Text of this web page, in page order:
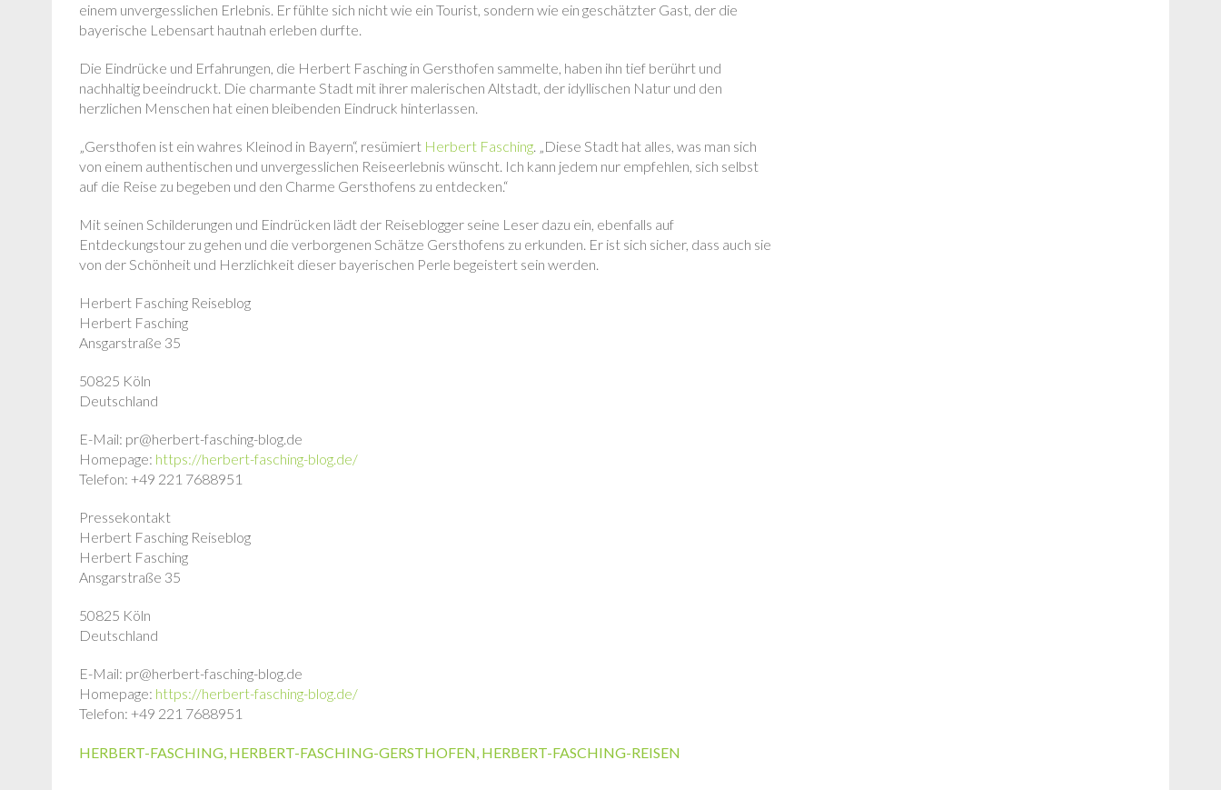
einem unvergesslichen Erlebnis. Er fühlte sich nicht wie ein Tourist, sondern wie ein geschätzter Gast, der die
bayerische Lebensart hautnah erleben durfte.
Die Eindrücke und Erfahrungen, die Herbert Fasching in Gersthofen sammelte, haben ihn tief berührt und
nachhaltig beeindruckt. Die charmante Stadt mit ihrer malerischen Altstadt, der idyllischen Natur und den
herzlichen Menschen hat einen bleibenden Eindruck hinterlassen.
„Gersthofen ist ein wahres Kleinod in Bayern“, resümiert Herbert Fasching. „Diese Stadt hat alles, was man sich
von einem authentischen und unvergesslichen Reiseerlebnis wünscht. Ich kann jedem nur empfehlen, sich selbst
auf die Reise zu begeben und den Charme Gersthofens zu entdecken.“
Mit seinen Schilderungen und Eindrücken lädt der Reiseblogger seine Leser dazu ein, ebenfalls auf
Entdeckungstour zu gehen und die verborgenen Schätze Gersthofens zu erkunden. Er ist sich sicher, dass auch sie
von der Schönheit und Herzlichkeit dieser bayerischen Perle begeistert sein werden.
Herbert Fasching Reiseblog
Herbert Fasching
Ansgarstraße 35
50825 Köln
Deutschland
E-Mail: pr@herbert-fasching-blog.de
Homepage: https://herbert-fasching-blog.de/
Telefon: +49 221 7688951
Pressekontakt
Herbert Fasching Reiseblog
Herbert Fasching
Ansgarstraße 35
50825 Köln
Deutschland
E-Mail: pr@herbert-fasching-blog.de
Homepage: https://herbert-fasching-blog.de/
Telefon: +49 221 7688951
HERBERT-FASCHING, HERBERT-FASCHING-GERSTHOFEN, HERBERT-FASCHING-REISEN